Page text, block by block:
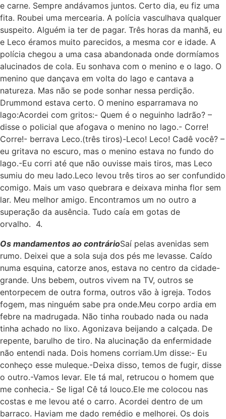
e carne. Sempre andávamos juntos. Certo dia, eu fiz uma
fita. Roubei uma mercearia. A polícia vasculhava qualquer
suspeito. Alguém ia ter de pagar. Três horas da manhã, eu
e Leco éramos muito parecidos, a mesma cor e idade. A
polícia chegou a uma casa abandonada onde dormíamos
alucinados de cola. Eu sonhava com o menino e o lago. O
menino que dançava em volta do lago e cantava a
natureza. Mas não se pode sonhar nessa perdição.
Drummond estava certo. O menino esparramava no
lago:Acordei com gritos:- Quem é o neguinho ladrão? –
disse o policial que afogava o menino no lago.- Corre!
Corre!- berrava Leco.(três tiros)-Leco! Leco! Cadê você? –
eu gritava no escuro, mas o menino estava no fundo do
lago.-Eu corri até que não ouvisse mais tiros, mas Leco
sumiu do meu lado.Leco levou três tiros ao ser confundido
comigo. Mais um vaso quebrara e deixava minha flor sem
lar. Meu melhor amigo. Encontramos um no outro a
superação da ausência. Tudo caía em gotas de
orvalho. 4.
Os mandamentos ao contrárioSaí pelas avenidas sem
rumo. Deixei que a sola suja dos pés me levasse. Caído
numa esquina, catorze anos, estava no centro da cidade-
grande. Uns bebem, outros vivem na TV, outros se
entorpecem de outra forma, outros vão à igreja. Todos
fogem, mas ninguém sabe pra onde.Meu corpo ardia em
febre na madrugada. Não tinha roubado nada ou nada
tinha achado no lixo. Agonizava beijando a calçada. De
repente, barulho de tiro. Na alucinação da enfermidade
não entendi nada. Dois homens corriam.Um disse:- Eu
conheço esse muleque.-Deixa disso, temos de fugir, disse
o outro.-Vamos levar. Ele tá mal, retrucou o homem que
me conhecia.- Se liga! Cê tá louco.Ele me colocou nas
costas e me levou até o carro. Acordei dentro de um
barraco. Haviam me dado remédio e melhorei. Os dois